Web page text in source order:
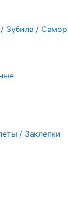
Зубила /
/ Заклепки